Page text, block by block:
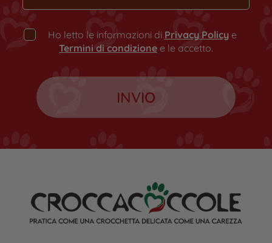
Ho letto le informazioni di Privacy Policye
Termini di condizione e le accetto.